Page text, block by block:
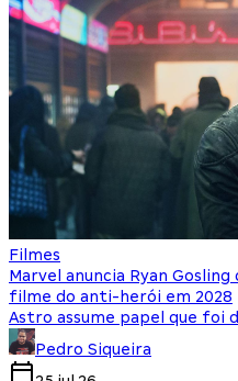
Filmes
Marvel anuncia Ryan
filme do anti-herói em 2028
Astro assume papel que foi
Pedro Siqueira